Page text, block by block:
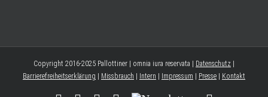
Copyright 2016-2025 Pallottiner | omnia iura reservata | Datenschutz
Barrierefreiheitserklärung
Missbrauch Intern Impressum Presse Kontakt